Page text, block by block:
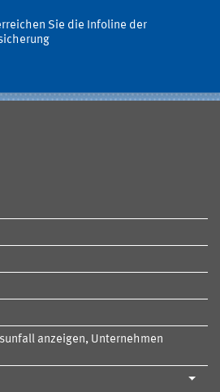
Sie die Infoline der
anzeigen, Unternehmen